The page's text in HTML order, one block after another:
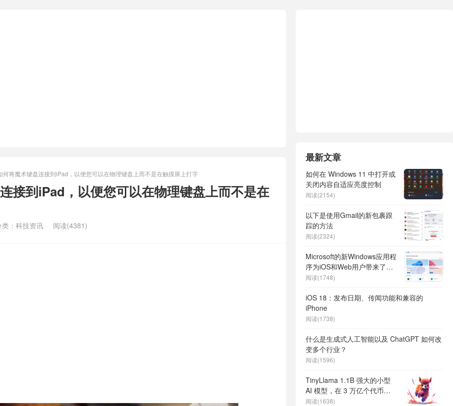
何将魔术键盘连接到iPad，以便您可以在物理键盘上而不是在触摸屏上打字
接到iPad，以便您可以在物理键盘上而不是在
： 科技资讯 阅读(4381)
最新文章
如何在 Windows 11 中打开或
关闭内容自适应亮度控制
阅读(2154)
以下是使用Gmail的新包裹跟
踪的方法
阅读(2324)
Microsoft的新Windows应用程
序为iOS和Web用户带来了虚
拟桌面
阅读(1748)
iOS 18：发布日期、传闻功能和兼容的
iPhone
阅读(1738)
什么是生成式人工智能以及 ChatGPT 如何改
变多个行业？
阅读(1596)
TinyLlama 1.1B 强大的小型
AI 模型，在 3 万亿个代币上
训练
阅读(1638)